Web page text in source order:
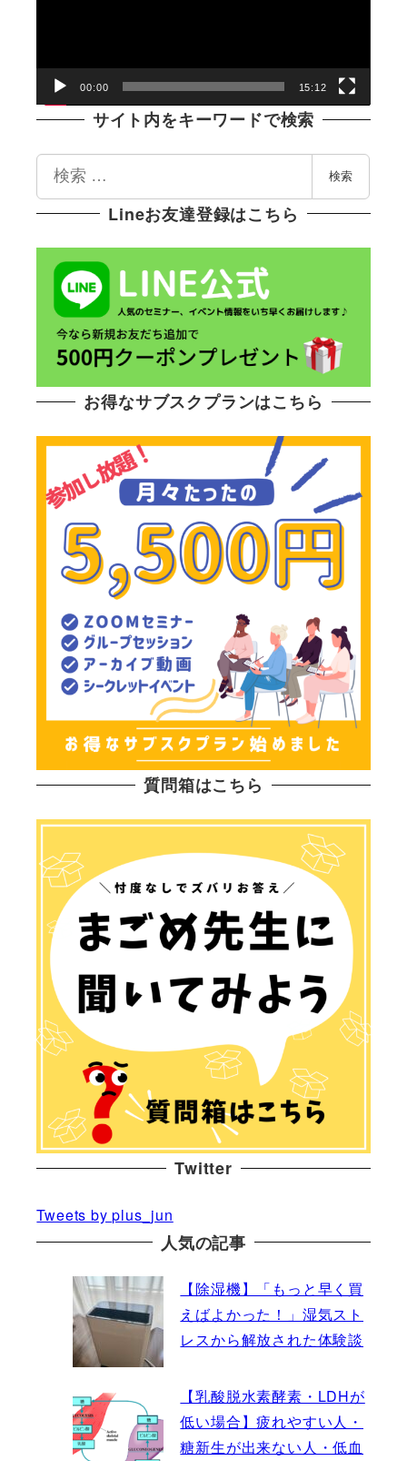
00:00 15:12
サイト内をキーワードで検索
索
検索
Lineお友達登録はこちら
お得なサブスクプランはこちら
質問箱はこちら
Twitter
Tweets by plus_jun
人気の記事
【除湿機】「もっと早く買
えばよかった！」湿気スト
レスから解放された体験談
【乳酸脱水素酵素・LDHが
低い場合】疲れやすい人・
糖新生が出来ない人・低血